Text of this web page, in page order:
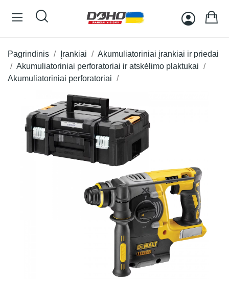
Pagrindinis Įrankiai
Akumuliatoriniai įrankiai ir priedai
Akumuliatoriniai perforatoriai ir atskėlimo plaktukai
Akumuliatoriniai perforatoriai